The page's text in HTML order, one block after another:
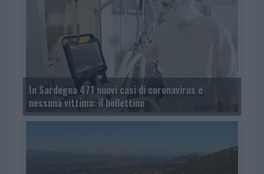
In Sardegna 471 nuovi casi di coronavirus e
nessuna vittima: il bollettino